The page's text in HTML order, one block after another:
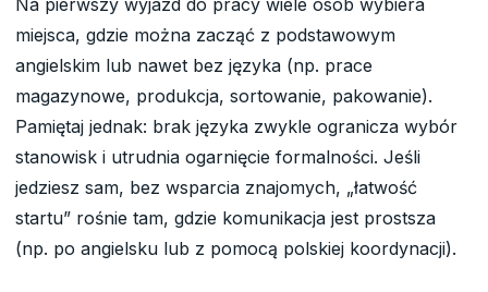
miejsca, gdzie można zacząć z podstawowym
angielskim lub nawet bez języka (np. prace
magazynowe, produkcja, sortowanie, pakowanie).
Pamiętaj jednak: brak języka zwykle ogranicza wybór
stanowisk i utrudnia ogarnięcie formalności. Jeśli
jedziesz sam, bez wsparcia znajomych, „łatwość
startu” rośnie tam, gdzie komunikacja jest prostsza
(np. po angielsku lub z pomocą polskiej koordynacji).